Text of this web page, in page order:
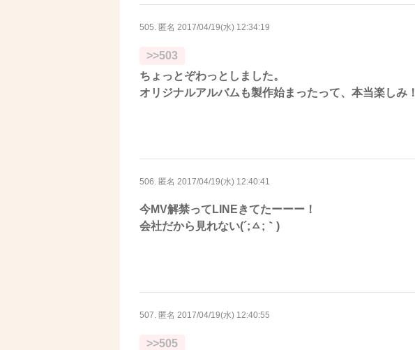
505. 匿名 2017/04/19(水) 12:34:19
>>503
ちょっとぞわっとしました。
オリジナルアルバムも製作始まったって、本当楽しみ！
506. 匿名 2017/04/19(水) 12:40:41
今MV解禁ってLINEきてたーーー！
会社だから見れない(´;ㅿ;｀)
507. 匿名 2017/04/19(水) 12:40:55
>>505